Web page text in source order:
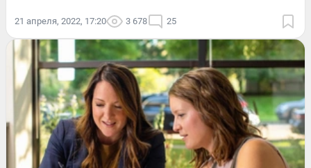
21 апреля, 2022, 17:20 3 678 25